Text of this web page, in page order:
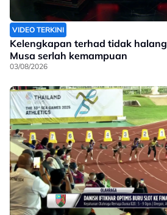
VIDEO TERKINI
Kelengkapan terhad tidak
Musa serlah kemampuan
03/08/2026